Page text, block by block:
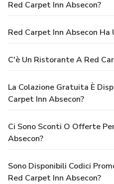
Red Carpet Inn Absecon?
Red Carpet Inn Absecon Ha
C'è Un Ristorante A Red
La Colazione Gratuita È
Carpet Inn Absecon?
Ci Sono Sconti O Offerte
Absecon?
Sono Disponibili Codici
Red Carpet Inn Absecon?